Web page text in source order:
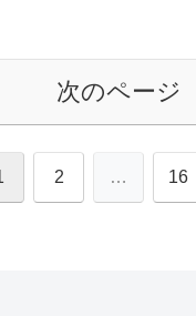
次のページ
2 … 16